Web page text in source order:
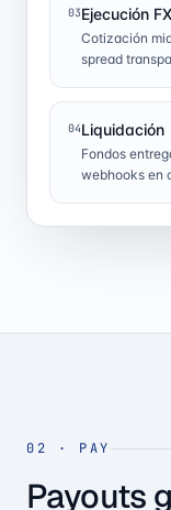
03Ejecución FX
Cotización
spread
04Liquidación
Fondos
webhooks en
02 · PAY
Payouts